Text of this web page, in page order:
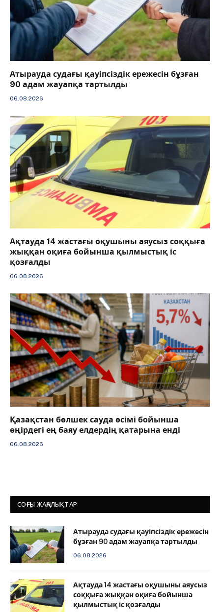
Атырауда судағы қауіпсіздік ережесін бұзған
90 адам жауапқа тартылды
06.08.2026
Ақтауда 14 жастағы оқушыны аяусыз соққыға
жыққан оқиға бойынша қылмыстық іс
қозғалды
06.08.2026
Қазақстан бөлшек сауда өсімі бойынша
өңірдегі ең баяу елдердің қатарына енді
06.08.2026
СОҢҒЫ ЖАҢАЛЫҚТАР
Атырауда судағы қауіпсіздік ережесін
бұзған 90 адам жауапқа тартылды
06.08.2026
Ақтауда 14 жастағы оқушыны аяусыз
соққыға жыққан оқиға бойынша
қылмыстық іс қозғалды